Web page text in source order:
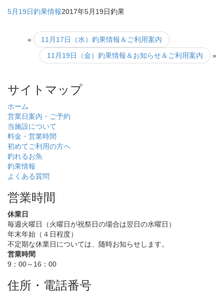
5月19日釣果情報2017年5月19日釣果
«
11月17日（水）釣果情報＆ご利用案内
11月19日（金）釣果情報＆お知らせ＆ご利用案内
»
サイトマップ
ホーム
営業日案内・ご予約
当施設について
料金・営業時間
初めてご利用の方へ
釣れるお魚
釣果情報
よくある質問
営業時間
休業日
毎週火曜日（火曜日が祝祭日の場合は翌日の水曜日）
年末年始（４日程度）
不定期な休業日については、随時お知らせします。
営業時間
9：00～16：00
住所・電話番号